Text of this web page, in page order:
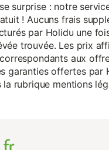
surprise : notre
! Aucuns frais
par Holidu une
trouvée. Les prix
aux
garanties offertes par
rubrique mentions